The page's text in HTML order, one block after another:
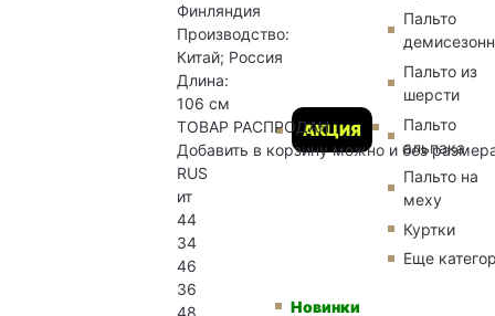
АКЦИЯ
Пальто
Пальто из
шерсти
Пальто
альпака
Пальто на
меху
Куртки
Еще
Новинки
Финляндия
Производство:
Китай; Россия
Длина:
106 см
ТОВАР РАСПРОДАН
Добавить в корзину можно и без
RUS
ит
44
34
46
36